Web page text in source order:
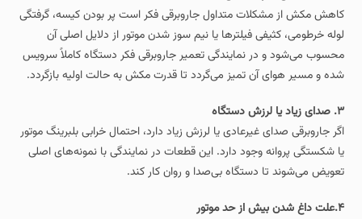
کاهش مکش از مشکلات متداول جاروبرقی فکر است پر بودن کیسه، گرفتگی
لوله خرطومی، کثیفی فیلترها یا نیم‌ سوز شدن موتور از دلایل اصلی آن
محسوب می‌شود و در نمایندگی تعمیر جاروبرقی فکر دستگاه کاملاً سرویس
شده و مسیر هوای آن تمیز می‌گردد تا قدرت مکش به حالت اولیه بازگردد.
۳. صدای زیاد یا لرزش دستگاه
اگر جاروبرقی صدای غیرعادی یا لرزش زیاد دارد، احتمال خرابی بلبرینگ موتور
یا شکستگی پروانه وجود دارد. این قطعات در نمایندگی با نمونه‌های اصلی
تعویض می‌شوند تا دستگاه بی‌صدا و روان کار کند.
۴.علت داغ شدن بیش از حد موتور